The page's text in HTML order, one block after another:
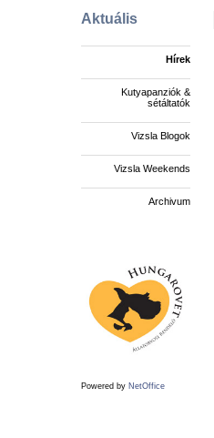
Aktuális
Hírek
Kutyapanziók &
sétáltatók
Vizsla Blogok
Vizsla Weekends
Archivum
Powered by NetOffice